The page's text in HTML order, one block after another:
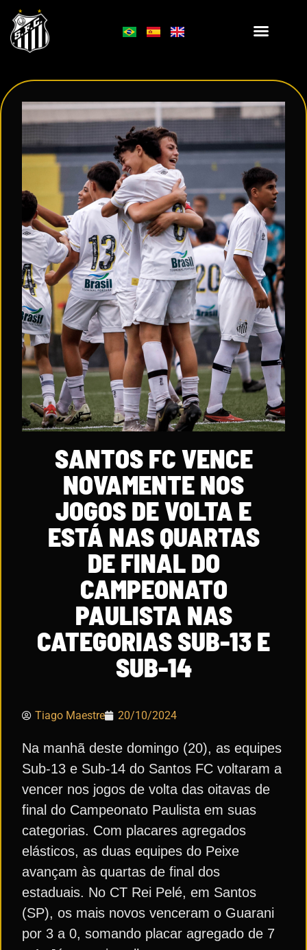
SANTOS FC VENCE
NOVAMENTE NOS
JOGOS DE VOLTA E
ESTÁ NAS QUARTAS
DE FINAL DO
CAMPEONATO
PAULISTA NAS
CATEGORIAS SUB-13 E
SUB-14
Tiago Maestre 20/10/2024
Na manhã deste domingo (20), as equipes
Sub-13 e Sub-14 do Santos FC voltaram a
vencer nos jogos de volta das oitavas de
final do Campeonato Paulista em suas
categorias. Com placares agregados
elásticos, as duas equipes do Peixe
avançam às quartas de final dos
estaduais. No CT Rei Pelé, em Santos
(SP), os mais novos venceram o Guarani
por 3 a 0, somando placar agregado de 7